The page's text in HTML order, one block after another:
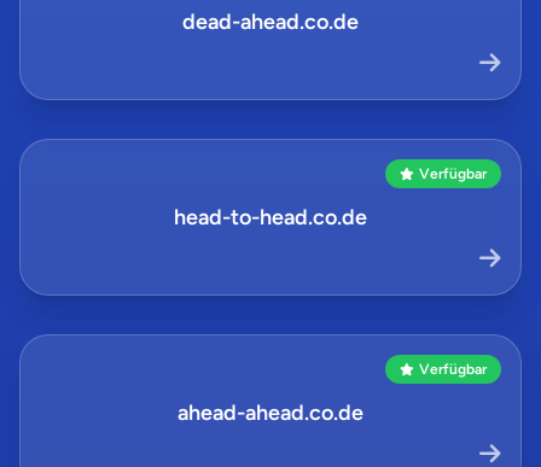
dead-ahead.co.de
Verfügbar
head-to-head.co.de
Verfügbar
ahead-ahead.co.de